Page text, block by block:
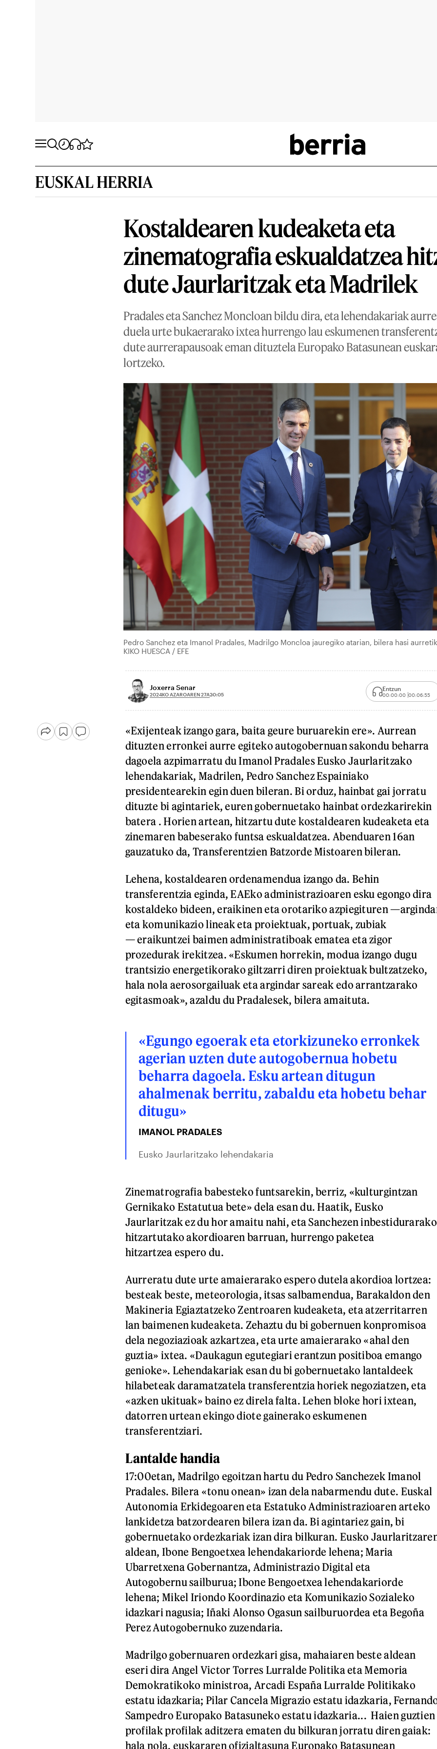
EUSKAL HERRIA
Kostaldearen kudeaketa eta
zinematografia eskualdatzea
dute Jaurlaritzak eta Madrilek
Pradales eta Sanchez Moncloan bildu dira, eta lehendakariak
duela urte bukaerarako ixtea hurrengo lau eskumenen
dute aurrerapausoak eman dituztela Europako Batasunean
lortzeko.
Pedro Sanchez eta Imanol Pradales, Madrilgo Moncloa jauregiko atarian, bilera hasi
KIKO HUESCA / EFE
Joxerra Senar
2024KO AZAROAREN 27A20:05
Entzun
00:00:00 00:06:55
«Exijenteak izango gara, baita geure buruarekin ere». Aurrean
dituzten erronkei aurre egiteko autogobernuan sakondu beharra
dagoela azpimarratu du Imanol Pradales Eusko Jaurlaritzako
lehendakariak, Madrilen, Pedro Sanchez Espainiako
presidentearekin egin duen bileran. Bi orduz, hainbat gai jorratu
dituzte bi agintariek, euren gobernuetako hainbat ordezkarirekin
batera . Horien artean, hitzartu dute kostaldearen kudeaketa eta
zinemaren babeserako funtsa eskualdatzea. Abenduaren 16an
gauzatuko da, Transferentzien Batzorde Mistoaren bileran.
Lehena, kostaldearen ordenamendua izango da. Behin
transferentzia eginda, EAEko administrazioaren esku egongo dira
kostaldeko bideen, eraikinen eta orotariko azpiegituren
eta komunikazio lineak eta proiektuak, portuak, zubiak
— eraikuntzei baimen administratiboak ematea eta zigor
prozedurak irekitzea. «Eskumen horrekin, modua izango dugu
trantsizio energetikorako giltzarri diren proiektuak bultzatzeko,
hala nola aerosorgailuak eta argindar sareak edo arrantzarako
egitasmoak», azaldu du Pradalesek, bilera amaituta.
«Egungo egoerak eta etorkizuneko erronkek
agerian uzten dute autogobernua hobetu
beharra dagoela. Esku artean ditugun
ahalmenak berritu, zabaldu eta hobetu behar
ditugu»
IMANOL PRADALES
Eusko Jaurlaritzako lehendakaria
Zinematrografia babesteko funtsarekin, berriz, «kulturgintzan
Gernikako Estatutua bete» dela esan du. Haatik, Eusko
Jaurlaritzak ez du hor amaitu nahi, eta Sanchezen inbestidurarako
hitzartutako akordioaren barruan, hurrengo paketea
hitzartzea espero du.
Aurreratu dute urte amaierarako espero dutela akordioa lortzea:
besteak beste, meteorologia, itsas salbamendua, Barakaldon den
Makineria Egiaztatzeko Zentroaren kudeaketa, eta atzerritarren
lan baimenen kudeaketa. Zehaztu du bi gobernuen konpromisoa
dela negoziazioak azkartzea, eta urte amaierarako «ahal den
guztia» ixtea. «Daukagun egutegiari erantzun positiboa emango
genioke». Lehendakariak esan du bi gobernuetako lantaldeek
hilabeteak daramatzatela transferentzia horiek negoziatzen, eta
«azken ukituak» baino ez direla falta. Lehen bloke hori ixtean,
datorren urtean ekingo diote gainerako eskumenen
transferentziari.
Lantalde handia
17:00etan, Madrilgo egoitzan hartu du Pedro Sanchezek Imanol
Pradales. Bilera «tonu onean» izan dela nabarmendu dute. Euskal
Autonomia Erkidegoaren eta Estatuko Administrazioaren arteko
lankidetza batzordearen bilera izan da. Bi agintariez gain, bi
gobernuetako ordezkariak izan dira bilkuran. Eusko
aldean, Ibone Bengoetxea lehendakariorde lehena; Maria
Ubarretxena Gobernantza, Administrazio Digital eta
Autogobernu sailburua; Ibone Bengoetxea lehendakariorde
lehena; Mikel Iriondo Koordinazio eta Komunikazio Sozialeko
idazkari nagusia; Iñaki Alonso Ogasun sailburuordea eta Begoña
Perez Autogobernuko zuzendaria.
Madrilgo gobernuaren ordezkari gisa, mahaiaren beste aldean
eseri dira Angel Victor Torres Lurralde Politika eta Memoria
Demokratikoko ministroa, Arcadi España Lurralde Politikako
estatu idazkaria; Pilar Cancela Migrazio estatu idazkaria,
Sampedro Europako Batasuneko estatu idazkaria... Haien guztien
profilak profilak aditzera ematen du bilkuran jorratu diren gaiak:
hala nola, euskararen ofizialtasuna Europako Batasunean